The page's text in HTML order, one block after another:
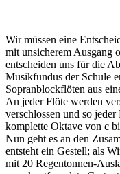
Wir müssen eine
mit unsicherem Ausgang
entscheiden uns für die
Musikfundus der Schule
Sopranblockflöten aus
An jeder Flöte werden
verschlossen und so
komplette Oktave von c
Nun geht es an den
entsteht ein Gestell; als
mit 20 Regentonnen-